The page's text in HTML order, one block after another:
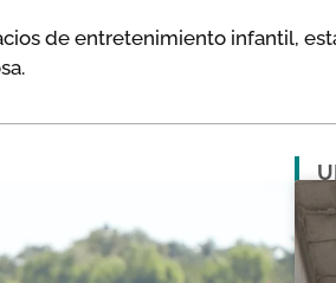
de entretenimiento infantil,